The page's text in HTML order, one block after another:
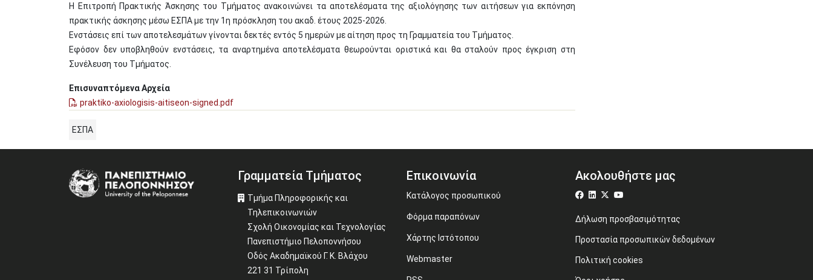
Η Επιτροπή Πρακτικής Άσκησης του Τμήματος ανακοινώνει τα αποτελέσματα της αξιολόγησης των αιτήσεων για εκπόνηση
πρακτικής άσκησης μέσω ΕΣΠΑ με την 1η πρόσκληση του ακαδ. έτους 2025-2026.
Ενστάσεις επί των αποτελεσμάτων γίνονται δεκτές εντός 5 ημερών με αίτηση προς τη Γραμματεία του Τμήματος.
Εφόσον δεν υποβληθούν ενστάσεις, τα αναρτημένα αποτελέσματα θεωρούνται οριστικά και θα σταλούν προς έγκριση στη
Συνέλευση του Τμήματος.
Επισυναπτόμενα Αρχεία
praktiko-axiologisis-aitiseon-signed.pdf
ΕΣΠΑ
Image Γραμματεία Τμήματος
Τμήμα Πληροφορικής και
Τηλεπικοινωνιών
Σχολή Οικονομίας και Τεχνολογίας
Πανεπιστήμιο Πελοποννήσου
Οδός Ακαδημαϊκού Γ. Κ. Βλάχου
221 31 Τρίπολη
Επικοινωνία
Κατάλογος προσωπικού
Φόρμα παραπόνων
Χάρτης Ιστότοπου
Webmaster
Ακολουθήστε μας
Δήλωση προσβασιμότητας
Προστασία προσωπικών δεδομένων
Πολιτική cookies